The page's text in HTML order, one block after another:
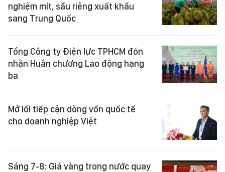
nghiệm mít, sầu riêng xuất khẩu
sang Trung Quốc
Tổng Công ty Điện lực TPHCM đón
nhận Huân chương Lao động hạng
ba
Mở lối tiếp cận dòng vốn quốc tế
cho doanh nghiệp Việt
Sáng 7-8: Giá vàng trong nước quay